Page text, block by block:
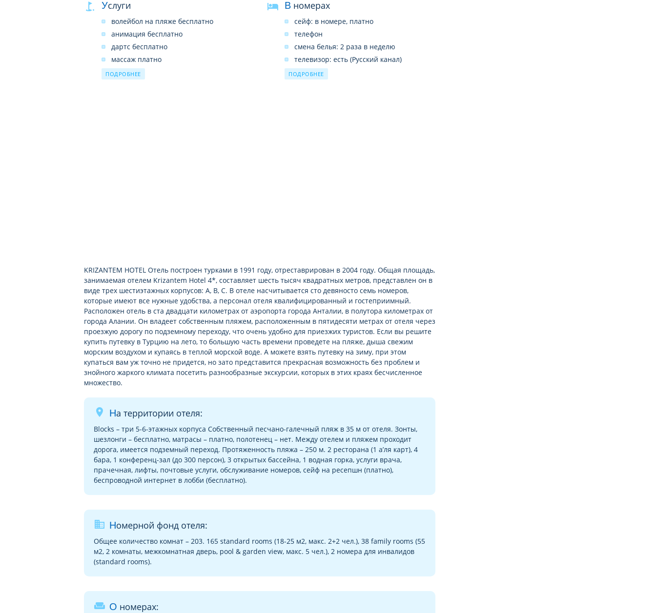
лифты
почтовые услуги
сейф на ресепшн (платно)
интернет-кафе (платно)
беспроводной интернет в лобби
(бесплатно)
Услуги
волейбол на пляже бесплатно
анимация бесплатно
дартс бесплатно
массаж платно
настольный теннис бесплатно
ПОДРОБНЕЕ
В номерах
сейф: в номере, платно
телефон
смена белья: 2 раза в неделю
телевизор: есть (Русский канал)
мини-бар (пустой)
ПОДРОБНЕЕ
KRIZANTEM HOTEL Отель построен турками в 1991 году, отреставрирован в 2004 году. Общая площадь,
занимаемая отелем Krizantem Hotel 4*, составляет шесть тысяч квадратных метров, представлен он в
виде трех шестиэтажных корпусов: A, B, C. В отеле насчитывается сто девяносто семь номеров,
которые имеют все нужные удобства, а персонал отеля квалифицированный и гостеприимный.
Расположен отель в ста двадцати километрах от аэропорта города Анталии, в полутора километрах от
города Алании. Он владеет собственным пляжем, расположенным в пятидесяти метрах от отеля через
проезжую дорогу по подземному переходу, что очень удобно для приезжих туристов. Если вы решите
купить путевку в Турцию на лето, то большую часть времени проведете на пляже, дыша свежим
морским воздухом и купаясь в теплой морской воде. А можете взять путевку на зиму, при этом
купаться вам уж точно не придется, но зато представится прекрасная возможность без проблем и
знойного жаркого климата посетить разнообразные экскурсии, которых в этих краях бесчисленное
множество.
place На территории отеля:
Blocks – три 5-6-этажных корпуса Собственный песчано-галечный пляж в 35 м от отеля. Зонты,
шезлонги – бесплатно, матрасы – платно, полотенец – нет. Между отелем и пляжем проходит
дорога, имеется подземный переход. Протяженность пляжа – 250 м. 2 ресторана (1 а’ля карт), 4
бара, 1 конференц-зал (до 300 персон), 3 открытых бассейна, 1 водная горка, услуги врача,
прачечная, лифты, почтовые услуги, обслуживание номеров, сейф на ресепшн (платно),
беспроводной интернет в лобби (бесплатно).
business Номерной фонд отеля:
Общее количество комнат – 203. 165 standard rooms (18-25 м2, макс. 2+2 чел.), 38 family rooms (55
м2, 2 комнаты, межкомнатная дверь, pool & garden view, макс. 5 чел.), 2 номера для инвалидов
(standard rooms).
weekend О номерах: